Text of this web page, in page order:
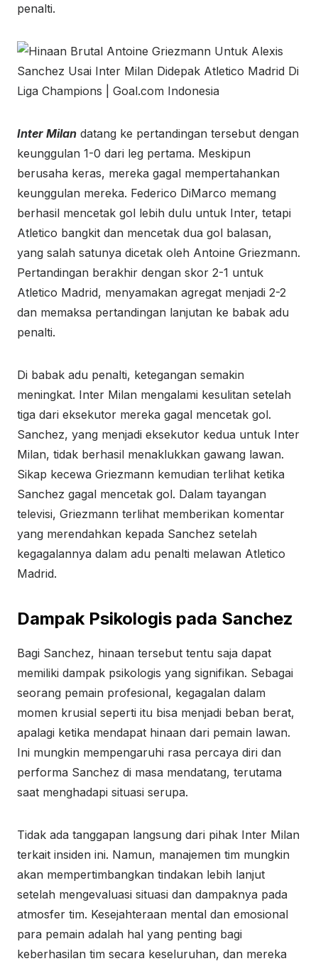
penalti.
Inter Milan datang ke pertandingan tersebut dengan
keunggulan 1-0 dari leg pertama. Meskipun
berusaha keras, mereka gagal mempertahankan
keunggulan mereka. Federico DiMarco memang
berhasil mencetak gol lebih dulu untuk Inter, tetapi
Atletico bangkit dan mencetak dua gol balasan,
yang salah satunya dicetak oleh Antoine Griezmann.
Pertandingan berakhir dengan skor 2-1 untuk
Atletico Madrid, menyamakan agregat menjadi 2-2
dan memaksa pertandingan lanjutan ke babak adu
penalti.
Di babak adu penalti, ketegangan semakin
meningkat. Inter Milan mengalami kesulitan setelah
tiga dari eksekutor mereka gagal mencetak gol.
Sanchez, yang menjadi eksekutor kedua untuk Inter
Milan, tidak berhasil menaklukkan gawang lawan.
Sikap kecewa Griezmann kemudian terlihat ketika
Sanchez gagal mencetak gol. Dalam tayangan
televisi, Griezmann terlihat memberikan komentar
yang merendahkan kepada Sanchez setelah
kegagalannya dalam adu penalti melawan Atletico
Madrid.
Dampak Psikologis pada Sanchez
Bagi Sanchez, hinaan tersebut tentu saja dapat
memiliki dampak psikologis yang signifikan. Sebagai
seorang pemain profesional, kegagalan dalam
momen krusial seperti itu bisa menjadi beban berat,
apalagi ketika mendapat hinaan dari pemain lawan.
Ini mungkin mempengaruhi rasa percaya diri dan
performa Sanchez di masa mendatang, terutama
saat menghadapi situasi serupa.
Tidak ada tanggapan langsung dari pihak Inter Milan
terkait insiden ini. Namun, manajemen tim mungkin
akan mempertimbangkan tindakan lebih lanjut
setelah mengevaluasi situasi dan dampaknya pada
atmosfer tim. Kesejahteraan mental dan emosional
para pemain adalah hal yang penting bagi
keberhasilan tim secara keseluruhan, dan mereka